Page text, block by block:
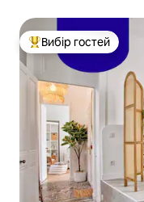
Топ вибір гостей
Вибір гостей